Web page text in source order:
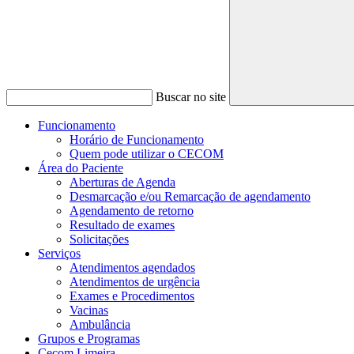
Buscar no site
Funcionamento
Horário de Funcionamento
Quem pode utilizar o CECOM
Área do Paciente
Aberturas de Agenda
Desmarcação e/ou Remarcação de agendamento
Agendamento de retorno
Resultado de exames
Solicitações
Serviços
Atendimentos agendados
Atendimentos de urgência
Exames e Procedimentos
Vacinas
Ambulância
Grupos e Programas